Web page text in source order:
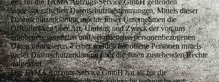
den für die TAMA Aufzugs-Service GmbH geltenden
landesspezifischen Datenschutzbestimmungen. Mittels dieser
Datenschutzerklärung möchte unser Unternehmen die
Öffentlichkeit über Art, Umfang und Zweck der von uns
erhobenen, genutzten und verarbeiteten personenbezogenen
Daten informieren. Ferner werden betroffene Personen mittels
dieser Datenschutzerklärung über die ihnen zustehenden Rechte
aufgeklärt.
Die TAMA Aufzugs-Service GmbH hat als für die